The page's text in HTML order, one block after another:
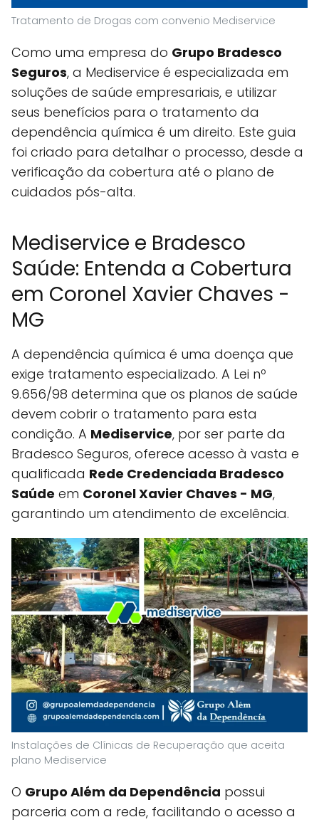
Tratamento de Drogas com convenio Mediservice
Como uma empresa do Grupo Bradesco
Seguros, a Mediservice é especializada em
soluções de saúde empresariais, e utilizar
seus benefícios para o tratamento da
dependência química é um direito. Este guia
foi criado para detalhar o processo, desde a
verificação da cobertura até o plano de
cuidados pós-alta.
Mediservice e Bradesco
Saúde: Entenda a Cobertura
em Coronel Xavier Chaves -
MG
A dependência química é uma doença que
exige tratamento especializado. A Lei nº
9.656/98 determina que os planos de saúde
devem cobrir o tratamento para esta
condição. A Mediservice, por ser parte da
Bradesco Seguros, oferece acesso à vasta e
qualificada Rede Credenciada Bradesco
Saúde em Coronel Xavier Chaves - MG,
garantindo um atendimento de excelência.
Instalações de Clínicas de Recuperação que aceita
plano Mediservice
O Grupo Além da Dependência possui
parceria com a rede, facilitando o acesso a